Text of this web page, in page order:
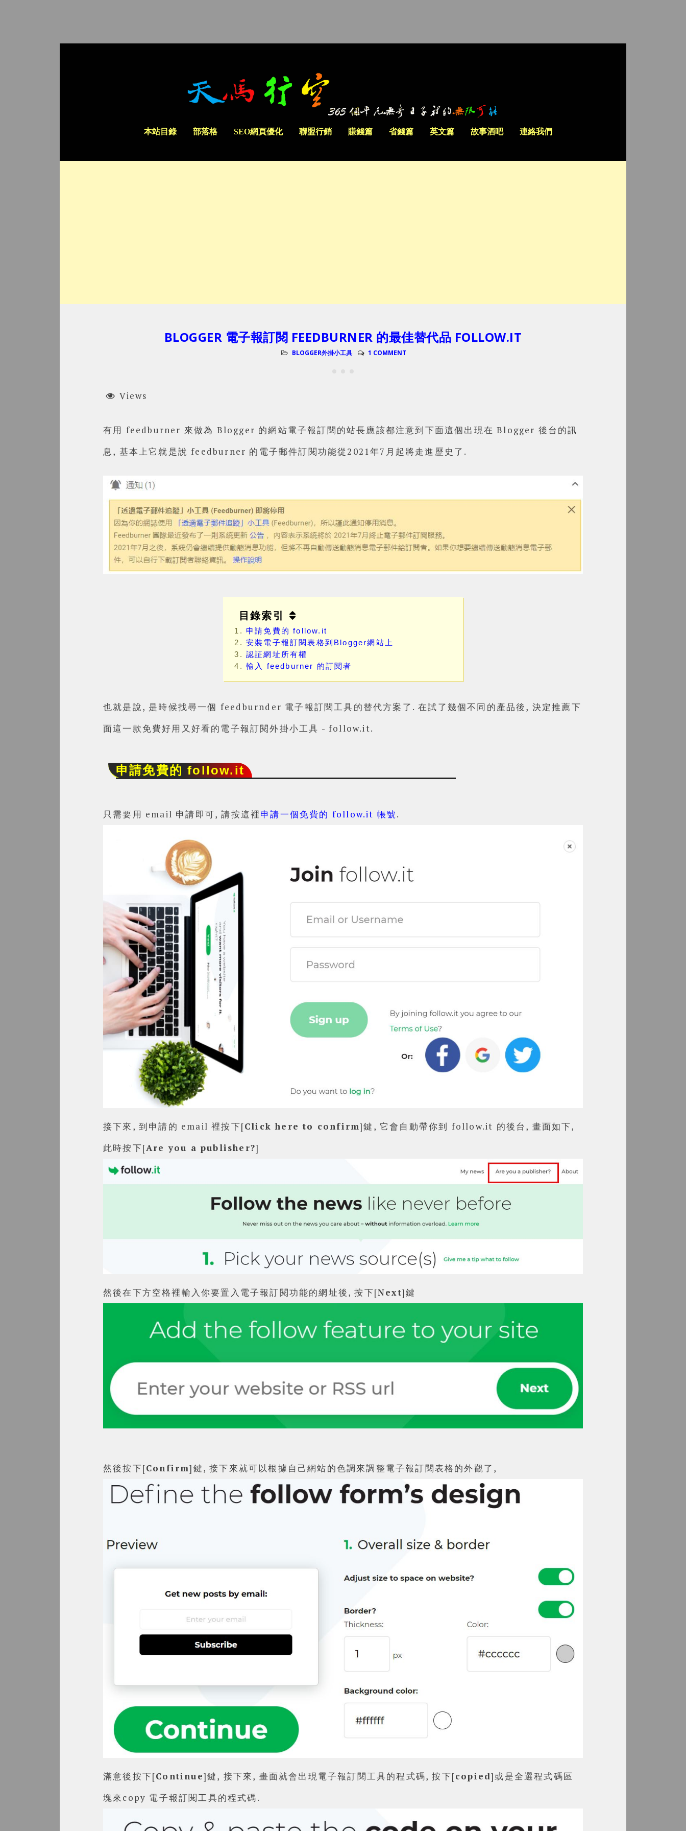
本站目錄 部落格 SEO網頁優化 聯盟行銷 賺錢篇 省錢篇 英文篇 故事酒吧 連絡我們
BLOGGER 電子報訂閱 FEEDBURNER 的最佳替代品 FOLLOW.IT
BLOGGER外掛小工具 1 COMMENT
Views
有用 feedburner 來做為 Blogger 的網站電子報訂閱的站長應該都注意到下面這個出現在 Blogger 後台的訊
息, 基本上它就是說 feedburner 的電子郵件訂閱功能從2021年7月起將走進歷史了.
目錄索引
申請免費的 follow.it
安裝電子報訂閱表格到Blogger網站上
認証網址所有權
輸入 feedburner 的訂閱者
也就是說, 是時候找尋一個 feedburnder 電子報訂閱工具的替代方案了. 在試了幾個不同的產品後, 決定推薦下
面這一款免費好用又好看的電子報訂閱外掛小工具 - follow.it.
申請免費的 follow.it
只需要用 email 申請即可, 請按這裡申請一個免費的 follow.it 帳號.
接下來, 到申請的 email 裡按下[Click here to confirm]鍵, 它會自動帶你到 follow.it 的後台, 畫面如下,
此時按下[Are you a publisher?]
然後在下方空格裡輸入你要置入電子報訂閱功能的網址後, 按下[Next]鍵
然後按下[Confirm]鍵, 接下來就可以根據自己網站的色調來調整電子報訂閱表格的外觀了,
滿意後按下[Continue]鍵, 接下來, 畫面就會出現電子報訂閱工具的程式碼, 按下[copied]或是全選程式碼區
塊來copy 電子報訂閱工具的程式碼.